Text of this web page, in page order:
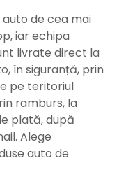
de cea mai
iar echipa
livrate direct la
în siguranță, prin
pe teritoriul
ramburs, la
plată, după
Alege
auto de